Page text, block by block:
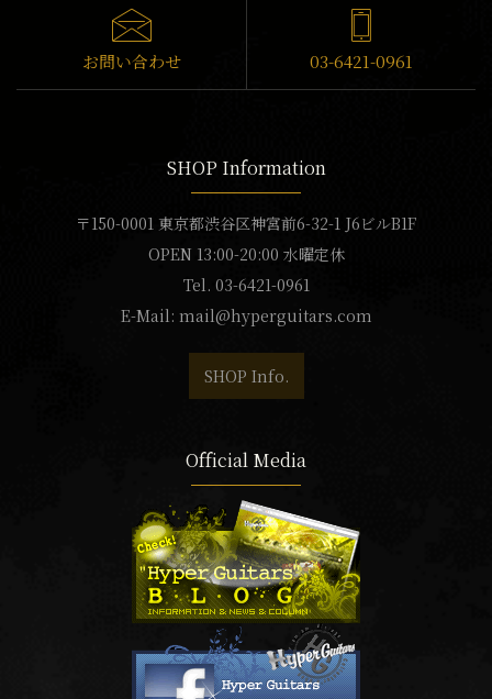
お問い合わせ 03-6421-0961
SHOP Information
〒150-0001 東京都渋谷区神宮前6-32-1 J6ビルB1F
OPEN 13:00-20:00 水曜定休
Tel. 03-6421-0961
E-Mail: mail@hyperguitars.com
SHOP Info.
Official Media